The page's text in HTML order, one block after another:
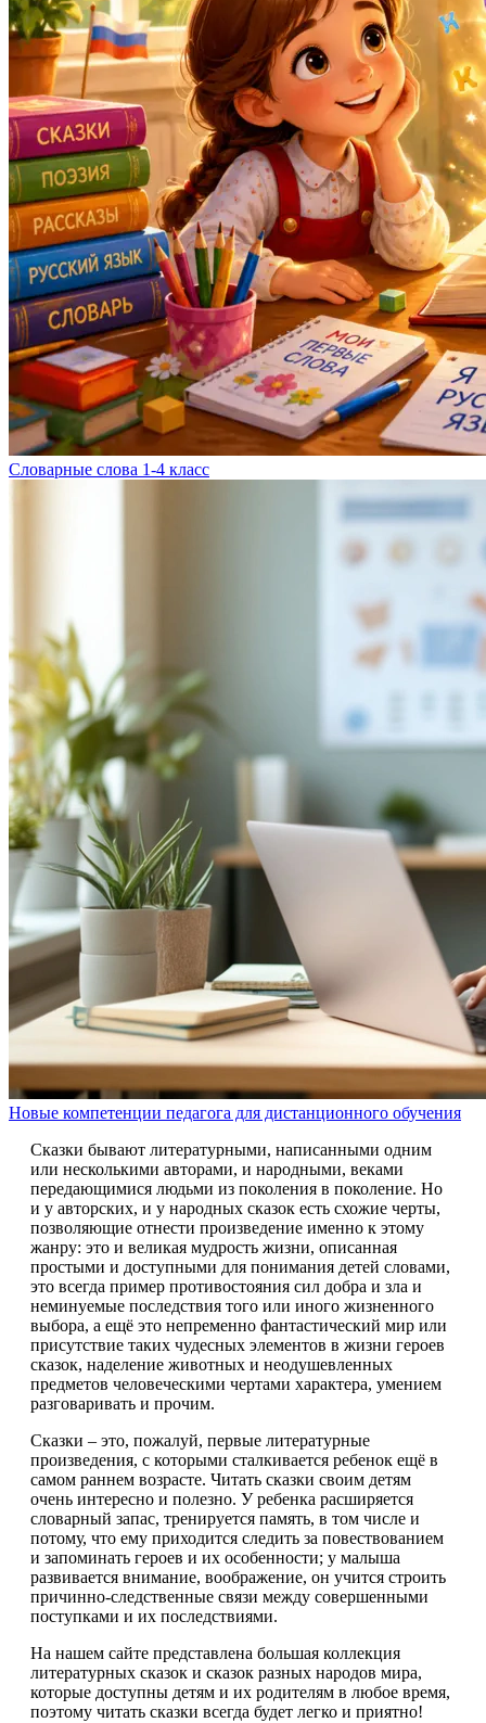
Словарные слова 1-4 класс
Новые компетенции педагога для дистанционного обучения
Сказки бывают литературными, написанными одним
или несколькими авторами, и народными, веками
передающимися людьми из поколения в поколение. Но
и у авторских, и у народных сказок есть схожие черты,
позволяющие отнести произведение именно к этому
жанру: это и великая мудрость жизни, описанная
простыми и доступными для понимания детей словами,
это всегда пример противостояния сил добра и зла и
неминуемые последствия того или иного жизненного
выбора, а ещё это непременно фантастический мир или
присутствие таких чудесных элементов в жизни героев
сказок, наделение животных и неодушевленных
предметов человеческими чертами характера, умением
разговаривать и прочим.
Сказки – это, пожалуй, первые литературные
произведения, с которыми сталкивается ребенок ещё в
самом раннем возрасте. Читать сказки своим детям
очень интересно и полезно. У ребенка расширяется
словарный запас, тренируется память, в том числе и
потому, что ему приходится следить за повествованием
и запоминать героев и их особенности; у малыша
развивается внимание, воображение, он учится строить
причинно-следственные связи между совершенными
поступками и их последствиями.
На нашем сайте представлена большая коллекция
литературных сказок и сказок разных народов мира,
которые доступны детям и их родителям в любое время,
поэтому читать сказки всегда будет легко и приятно!